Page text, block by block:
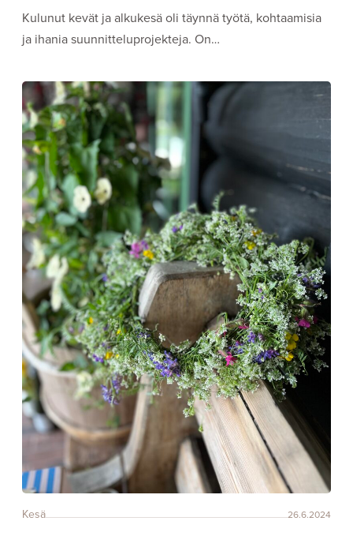
Kulunut kevät ja alkukesä oli täynnä työtä, kohtaamisia
ja ihania suunnitteluprojekteja. On…
Kesä 26.6.2024